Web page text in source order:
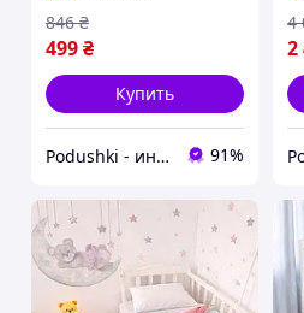
499₴
846 ₴
Купить
Podushki - интернет-магазин Подушки 91%
2
4